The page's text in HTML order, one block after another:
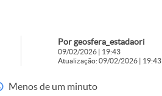
Por geosfera_estadaori
09/02/2026 | 19:43
Atualização: 09/02/2026 | 19:43
Menos de um minuto